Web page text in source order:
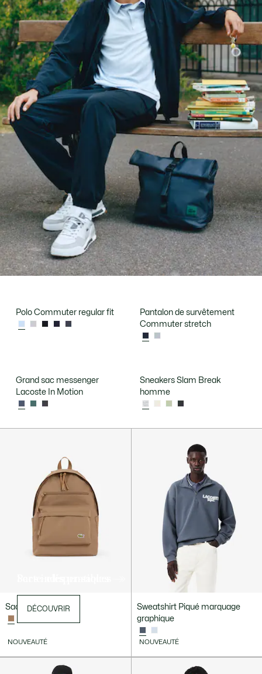
Sac à dos Neocroc
NOUVEAUTÉ
Sweatshirt Piqué marquage
graphique
NOUVEAUTÉ
Polo Commuter regular fit
Pantalon de survêtement
Commuter stretch
Grand sac messenger
Lacoste In Motion
Sneakers Slam Break
homme
DÉCOUVRIR
DÉCOUVRIR